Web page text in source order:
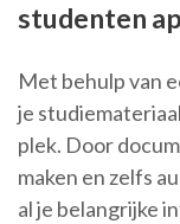
studenten
Met behulp van
je
plek. Door
maken en zelfs
al je belangrijke